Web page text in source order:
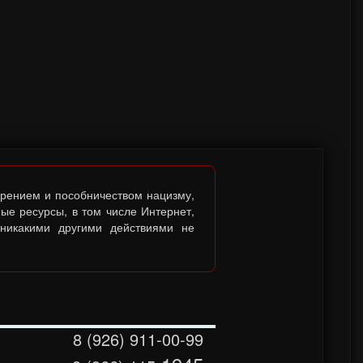
и пособничеством нацизму,
ресурсы, в том числе Интернет,
другими действиями не
8 (926) 911-00-99